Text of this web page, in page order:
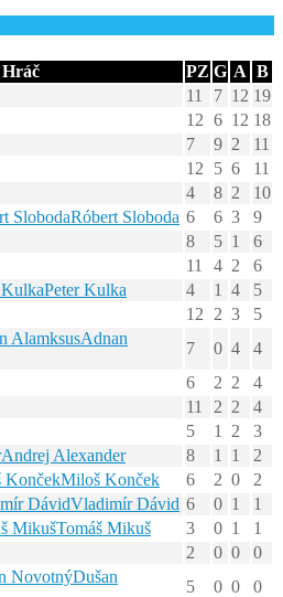
Hráč PZ G A B
11 7 12 19
12 6 12 18
7 9 2
11
12 5 6
11
4 8 2
10
Róbert Sloboda 6 6 3
9
8 5 1
6
11 4 2
6
Peter Kulka 4 1 4
5
12 2 3
5
Adnan
7 0 4
4
6 2 2
4
11 2 2
4
5 1 2
3
Andrej Alexander 8 1 1
2
Miloš Konček 6 2 0
2
Vladimír Dávid 6 0 1
1
Tomáš Mikuš 3 0 1
1
2 0 0
0
Dušan
5 0 0 0